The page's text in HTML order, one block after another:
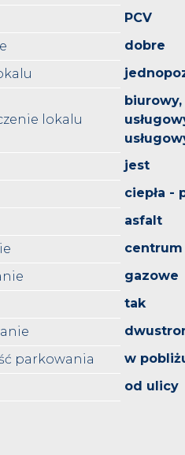
PCV
dobre
lokalu
jest
ciepła -
asfalt
centrum
gazowe
tak
parkowania
w
od ulicy